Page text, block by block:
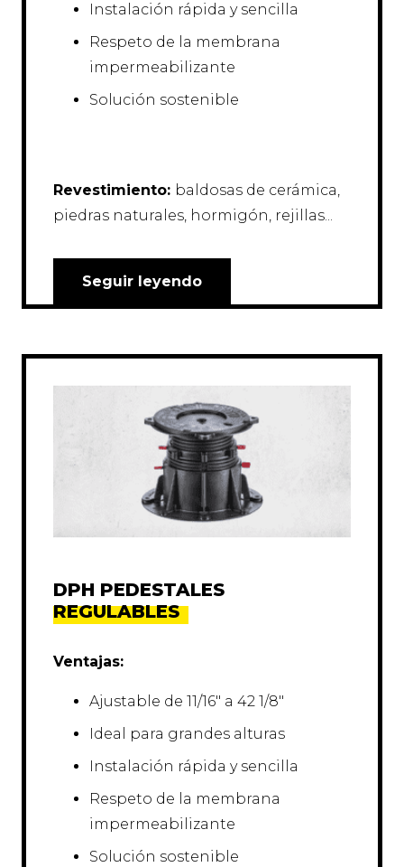
Instalación rápida y sencilla
Respeto de la membrana
impermeabilizante
Solución sostenible
Revestimiento: baldosas de cerámica,
piedras naturales, hormigón, rejillas...
Seguir leyendo
DPH PEDESTALES
REGULABLES
Ventajas:
Ajustable de 11/16″ a 42 1/8″
Ideal para grandes alturas
Instalación rápida y sencilla
Respeto de la membrana
impermeabilizante
Solución sostenible